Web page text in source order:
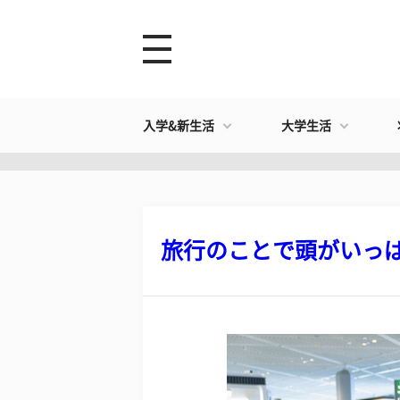
入学&新生活 大学生活
旅行のことで頭がいっ